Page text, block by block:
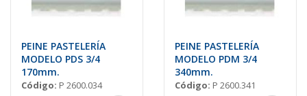
PEINE PASTELERÍA
MODELO PDS 3/4
170mm.
Código: P 2600.034
PEINE PASTELERÍA
MODELO PDM 3/4
340mm.
Código: P 2600.341